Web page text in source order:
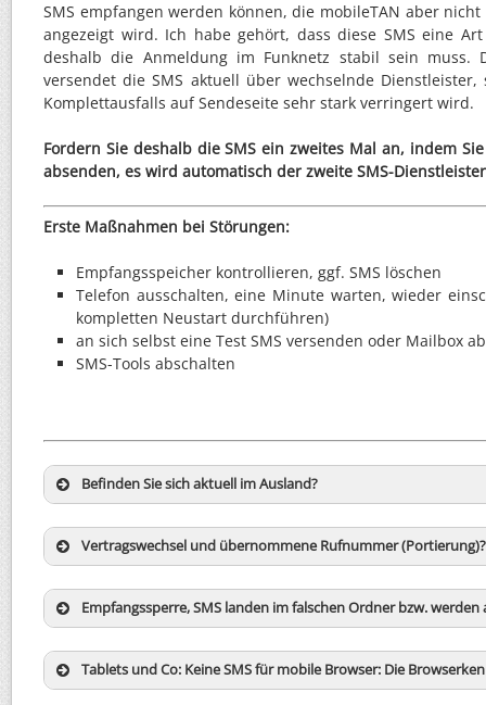
SMS empfangen werden können, die mobileTAN aber
angezeigt wird. Ich habe gehört, dass diese SMS eine
deshalb die Anmeldung im Funknetz stabil sein muss.
versendet die SMS aktuell über wechselnde
Komplettausfalls auf Sendeseite sehr stark verringert wird.
Fordern Sie deshalb die SMS ein zweites Mal an, indem
absenden, es wird automatisch der zweite SMS-
Erste Maßnahmen bei Störungen:
Empfangsspeicher kontrollieren, ggf. SMS löschen
Telefon ausschalten, eine Minute warten, wieder
kompletten Neustart durchführen)
an sich selbst eine Test SMS versenden oder Mailbox
SMS-Tools abschalten
Befinden Sie sich aktuell im Ausland?
Vertragswechsel und übernommene Rufnummer (Portierung)?
Empfangssperre, SMS landen im falschen Ordner bzw. werden
Tablets und Co: Keine SMS für mobile Browser: Die